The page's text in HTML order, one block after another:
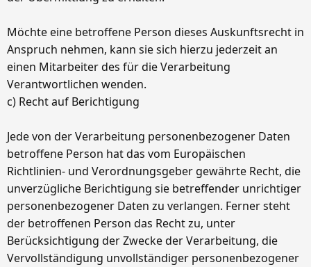
Möchte eine betroffene Person dieses Auskunftsrecht in
Anspruch nehmen, kann sie sich hierzu jederzeit an
einen Mitarbeiter des für die Verarbeitung
Verantwortlichen wenden.
c) Recht auf Berichtigung
Jede von der Verarbeitung personenbezogener Daten
betroffene Person hat das vom Europäischen
Richtlinien- und Verordnungsgeber gewährte Recht, die
unverzügliche Berichtigung sie betreffender unrichtiger
personenbezogener Daten zu verlangen. Ferner steht
der betroffenen Person das Recht zu, unter
Berücksichtigung der Zwecke der Verarbeitung, die
Vervollständigung unvollständiger personenbezogener